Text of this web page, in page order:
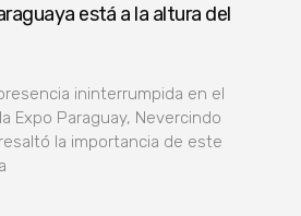
está a la altura del
ininterrumpida en el
Expo Paraguay, Nevercindo
la importancia de este